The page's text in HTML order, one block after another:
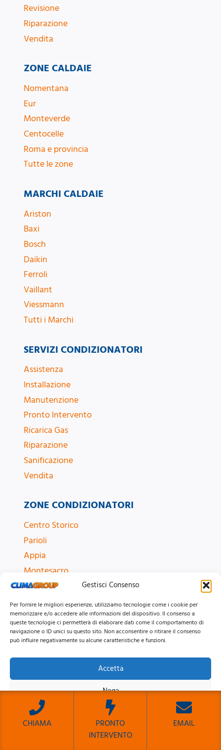
Gestisci Consenso
Per fornire le migliori esperienze, utilizziamo tecnologie come i cookie per
memorizzare e/o accedere alle informazioni del dispositivo. Il consenso a
queste tecnologie ci permetterà di elaborare dati come il comportamento di
navigazione o ID unici su questo sito. Non acconsentire o ritirare il consenso
può influire negativamente su alcune caratteristiche e funzioni.
Accetta
Nega
Visualizza le preferenze
Cookie PolicyPrivacy Policy
Revisione
Riparazione
Vendita
ZONE CALDAIE
Nomentana
Eur
Monteverde
Centocelle
Roma e provincia
Tutte le zone
MARCHI CALDAIE
Ariston
Baxi
Bosch
Daikin
Ferroli
Vaillant
Viessmann
Tutti i Marchi
ZONE CONDIZIONATORI
Centro Storico
Parioli
Appia
Montesacro
Roma e provincia
Tutte le zone
SERVIZI CONDIZIONATORI
Assistenza
Installazione
Manutenzione
Pronto Intervento
Ricarica Gas
Riparazione
Sanificazione
Vendita
MARCHI CONDIZIONATORI
Daikin
Haier
Hisense
LG
CHIAMA
PRONTO
INTERVENTO
EMAIL